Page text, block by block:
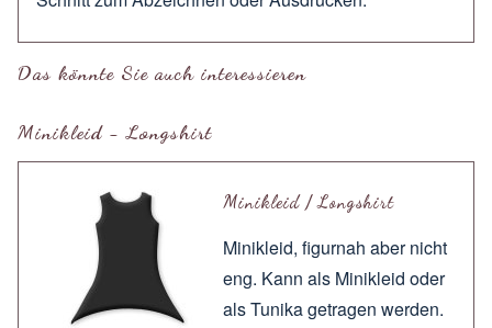
Das könnte Sie auch interessieren
Minikleid - Longshirt
Minikleid / Longshirt
Minikleid, figurnah aber nicht
eng. Kann als Minikleid oder
als Tunika getragen werden.